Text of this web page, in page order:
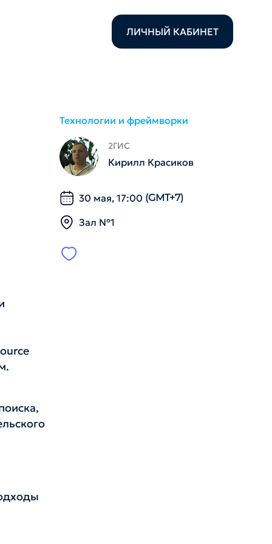
ЛИЧНЫЙ КАБИНЕТ
Технологии и фреймворки
2ГИС
Кирилл Красиков
30 мая, 17:00 (GMT+7)
Зал №1